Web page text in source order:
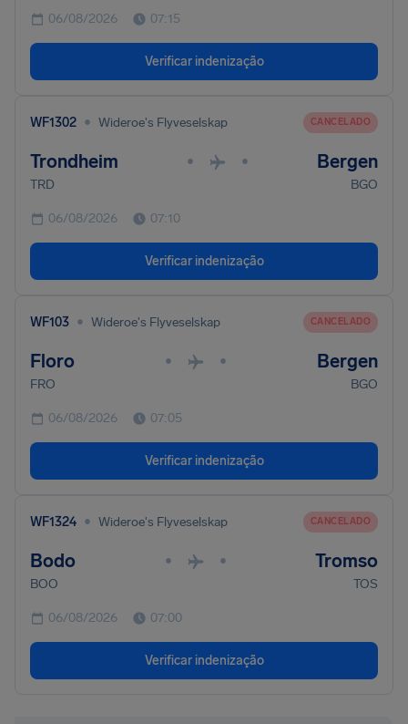
06/08/2026 07:15
Verificar indenização
WF1302 • Wideroe's Flyveselskap CANCELADO
Trondheim • • Bergen
TRD BGO
06/08/2026 07:10
Verificar indenização
WF103 • Wideroe's Flyveselskap CANCELADO
Floro • • Bergen
FRO BGO
06/08/2026 07:05
Verificar indenização
WF1324 • Wideroe's Flyveselskap CANCELADO
Bodo • • Tromso
BOO TOS
06/08/2026 07:00
Verificar indenização